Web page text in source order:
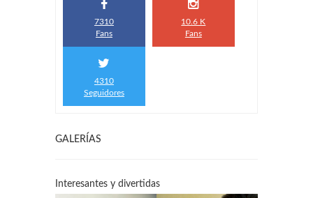
7310
Fans
10.6 K
Fans
4310
Seguidores
GALERÍAS
Interesantes y divertidas